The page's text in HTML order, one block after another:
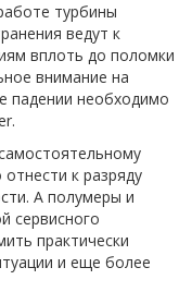
турбины
ведут к
вплоть до поломки
внимание на
падении необходимо
к разряду
А полумеры и
сервисного
практически
и еще более